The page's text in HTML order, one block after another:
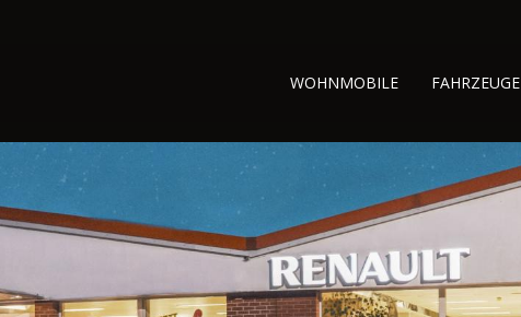
WOHNMOBILE FAHRZEUGE